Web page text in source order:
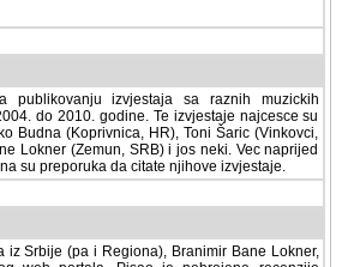
publikovanju izvjestaja sa raznih muzickih
do 2010. godine. Te izvjestaje najcesce su
Budna (Koprivnica, HR), Toni Šaric (Vinkovci,
Lokner (Zemun, SRB) i jos neki. Vec naprijed
su preporuka da citate njihove izvjestaje.
iz Srbije (pa i Regiona), Branimir Bane Lokner,